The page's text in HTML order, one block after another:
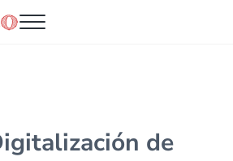
Menu
de